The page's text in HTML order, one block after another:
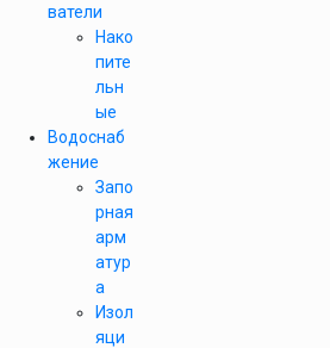
ватели
Нако
пите
льн
ые
Водоснаб
жение
Запо
рная
арм
атур
а
Изол
яци